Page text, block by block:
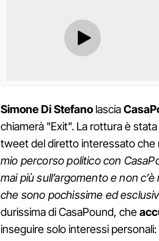
Simone Di Stefano lascia
chiamerà "Exit". La rottura è
tweet del diretto interessato che
mio percorso politico con
mai più sull’argomento e non
che sono pochissime ed
durissima di CasaPound, che
inseguire solo interessi personali: